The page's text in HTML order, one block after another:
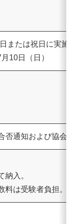
または祝日に実施
10日（日）
否通知および協会
入。
料は受験者負担。